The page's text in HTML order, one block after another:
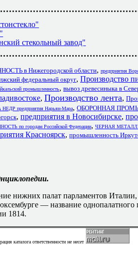
стекольный завод"
в Нижегородской области, предприятия
федеральный округ, Производство
промышленность, вывоз древесиныка в
, Производство лента,
предприятия Нарьян-Мара, ОБОРОННАЯ
, предприятия в Новосибирске,
городам Российской Федерации, ЧЕРНАЯ
Красноярск, промышленность
нижних палат парламентов
— название
1814.
каталога ответственности не несет